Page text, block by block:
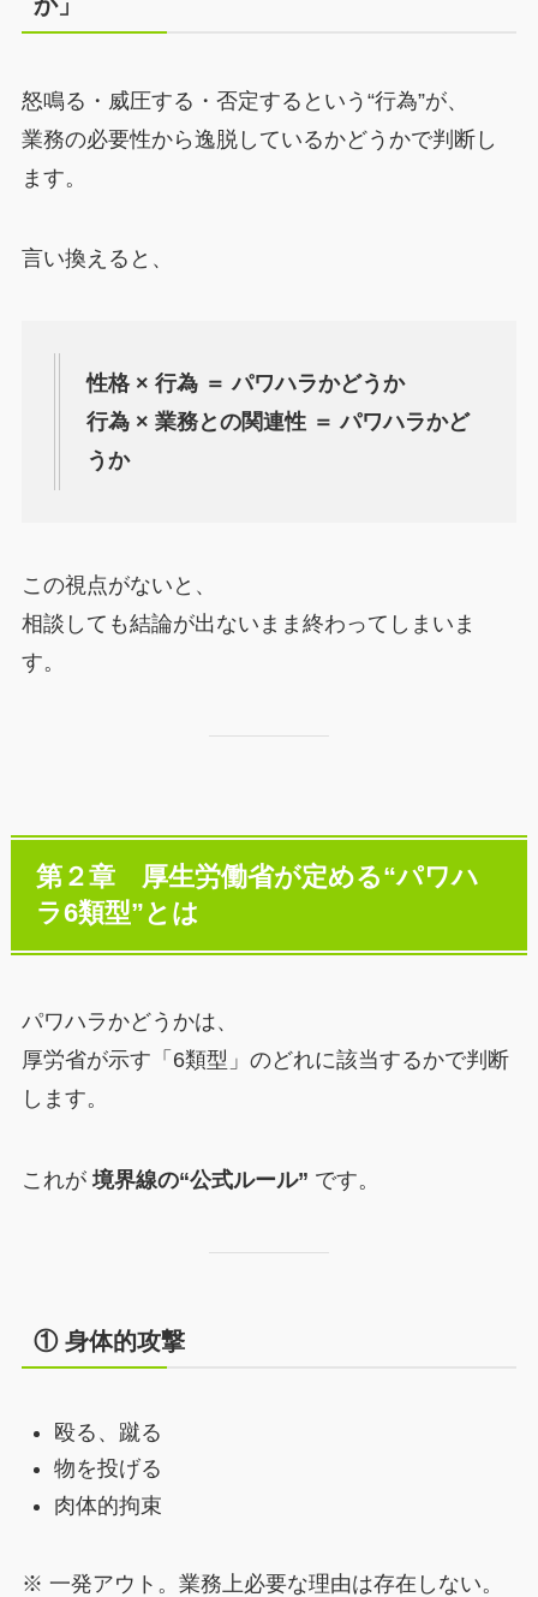
怒鳴る・威圧する・否定するという“行為”が、
業務の必要性から逸脱しているかどうかで判断し
ます。
言い換えると、
性格 × 行為 ＝ パワハラかどうか
行為 × 業務との関連性 ＝ パワハラかど
うか
この視点がないと、
相談しても結論が出ないまま終わってしまいま
す。
第２章 厚生労働省が定める“パワハ
ラ6類型”とは
パワハラかどうかは、
厚労省が示す「6類型」のどれに該当するかで判断
します。
これが 境界線の“公式ルール” です。
① 身体的攻撃
殴る、蹴る
物を投げる
肉体的拘束
※ 一発アウト。業務上必要な理由は存在しない。